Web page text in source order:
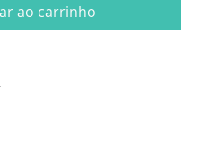
ao carrinho